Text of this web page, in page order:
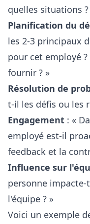
quelles situations ?
Planification du
les 2-3 principaux
pour cet employé
fournir ? »
Résolution de
t-il les défis ou les
Engagement : «
employé est-il
feedback et la
Influence sur
personne
l'équipe ? »
Voici un exemple